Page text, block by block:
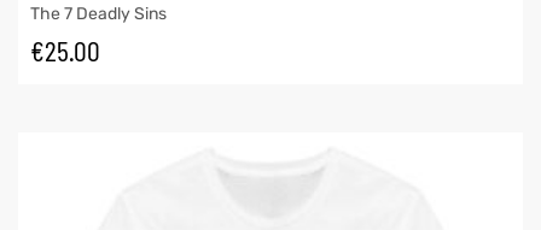
The 7 Deadly Sins
€25.00